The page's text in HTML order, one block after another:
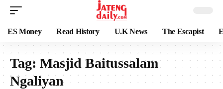
ES Money Read History U.K News The Escapist
Tag: Masjid Baitussalam
Ngaliyan